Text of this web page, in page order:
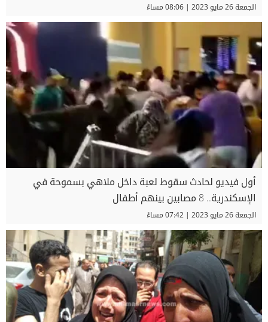
الجمعة 26 مايو 2023 | 08:06 مساءً
أول فيديو لحادث سقوط لعبة داخل ملاهي بسموحة في
الإسكندرية.. 8 مصابين بينهم أطفال
الجمعة 26 مايو 2023 | 07:42 مساءً